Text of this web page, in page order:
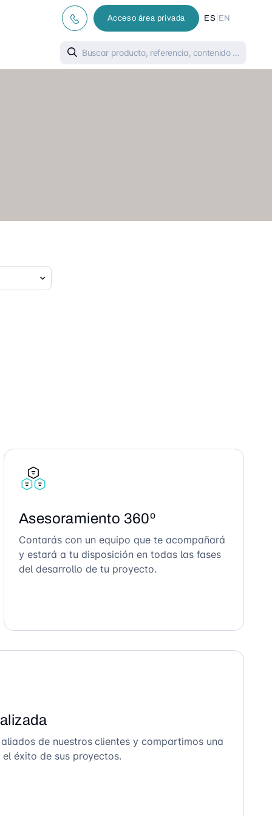
Acceso área privada ES EN
Asesoramiento 360º
Contarás con un equipo que te acompañará
y estará a tu disposición en todas las fases
del desarrollo de tu proyecto.
de nuestros clientes y compartimos una
éxito de sus proyectos.